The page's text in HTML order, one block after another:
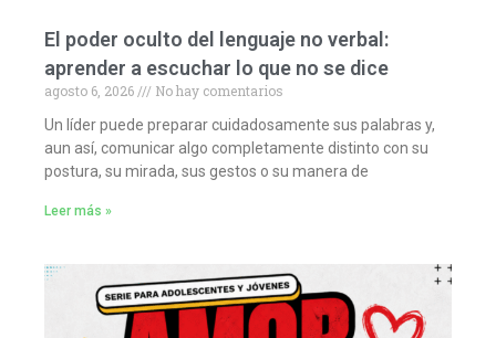
El poder oculto del lenguaje no verbal:
aprender a escuchar lo que no se dice
agosto 6, 2026
No hay comentarios
Un líder puede preparar cuidadosamente sus palabras y,
aun así, comunicar algo completamente distinto con su
postura, su mirada, sus gestos o su manera de
Leer más »